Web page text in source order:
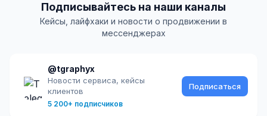
Подписывайтесь на наши каналы
Кейсы, лайфхаки и новости о продвижении в
мессенджерах
@tgraphyx
Новости сервиса, кейсы
клиентов
5 200+ подписчиков
Подписаться